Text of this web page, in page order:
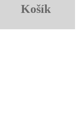
Košík